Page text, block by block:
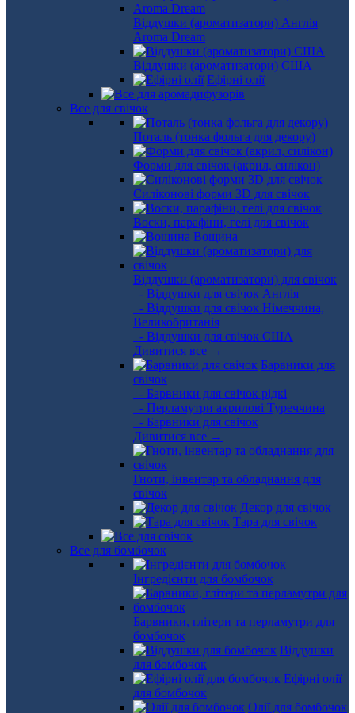
Віддушки (ароматизатори) Англія
Aroma Dream
Віддушки (ароматизатори) США
Ефірні олії
Все для свічок
Поталь (тонка фольга для декору)
Форми для свічок (акрил, силікон)
Силіконові форми 3D для свічок
Воски, парафіни, гелі для свічок
Вощина
Віддушки (ароматизатори) для свічок
- Віддушки для свічок Англія
- Віддушки для свічок Німеччина,
Великобританія
- Віддушки для свічок США
Дивитися все →
Барвники для
свічок
- Барвники для свічок рідкі
- Перламутри акрилові Туреччина
- Барвники для свічок
Дивитися все →
Гноти, інвентар та обладнання для
свічок
Декор для свічок
Тара для свічок
Все для бомбочок
Інгредієнти для бомбочок
Барвники, глітери та перламутри для
бомбочок
Віддушки
для бомбочок
Ефірні олії
для бомбочок
Олії для бомбочок